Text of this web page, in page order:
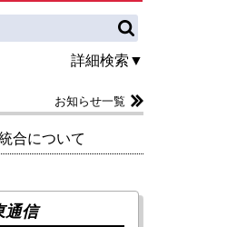
詳細検索▼
お知らせ一覧
合について
通信